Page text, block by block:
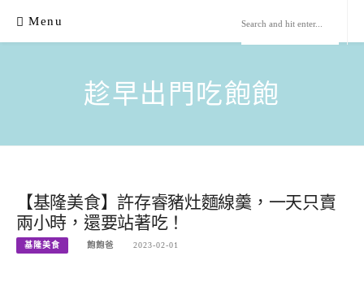
content
Menu
趁早出門吃飽飽
【基隆美食】許存睿豬灶麵線羹，一天只賣
兩小時，還要站著吃！
基隆美食 飽飽爸 2023-02-01